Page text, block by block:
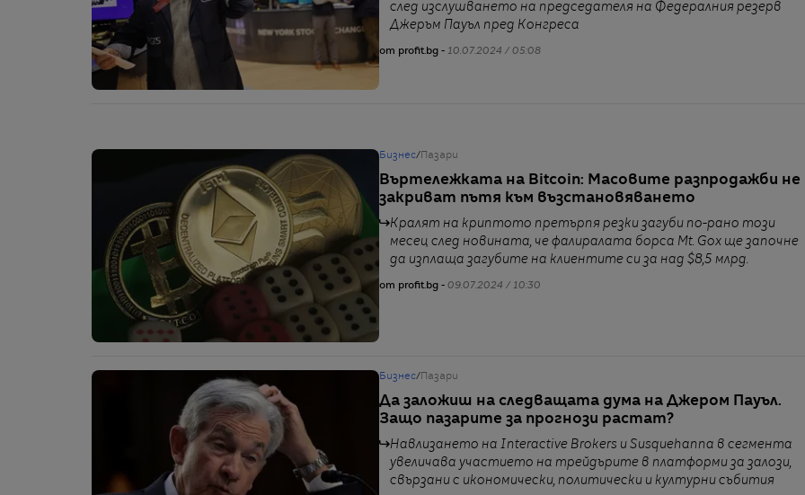
след изслушването на председателя на Федералния резерв
Джеръм Пауъл пред Конгреса
от profit.bg - 10.07.2024 / 05:08
Бизнес/ Пазари
Въртележката на Bitcoin: Масовите разпродажби не
закриват пътя към възстановяването
Кралят на криптото претърпя резки загуби по-рано този
месец след новината, че фалиралата борса Mt. Gox ще започне
да изплаща загубите на клиентите си за над $8,5 млрд.
от profit.bg - 09.07.2024 / 10:30
Бизнес/ Пазари
Да заложиш на следващата дума на Джером Пауъл.
Защо пазарите за прогнози растат?
Навлизането на Interactive Brokers и Susquehanna в сегмента
увеличава участието на трейдърите в платформи за залози,
свързани с икономически, политически и културни събития